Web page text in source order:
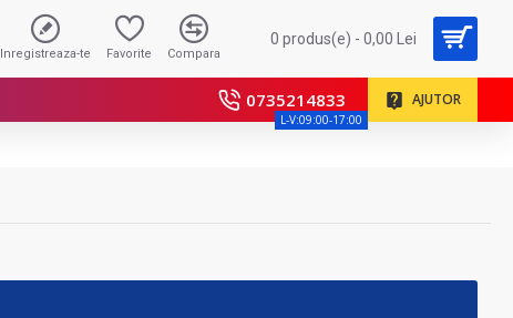
Inregistreaza-te Favorite Compara
0 produs(e) - 0,00 Lei
0735214833
L-V:09:00-17:00
AJUTOR